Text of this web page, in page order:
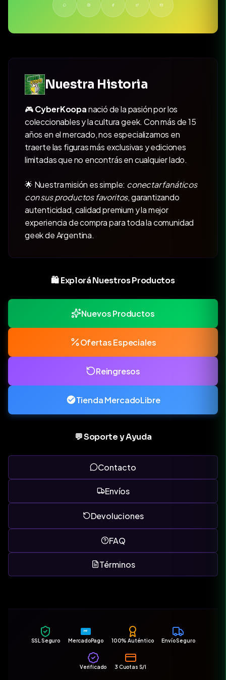
Nuestra Historia
🎮CyberKoopanació de la pasión por los
coleccionables y la cultura geek. Con más de 15
años en el mercado, nos especializamos en
traerte las figuras más exclusivas y ediciones
limitadas que no encontrás en cualquier lado.
🌟 Nuestra misión es simple: conectar fanáticos
con sus productos favoritos, garantizando
autenticidad, calidad premium y la mejor
experiencia de compra para toda la comunidad
geek de Argentina.
🛍️ Explorá Nuestros Productos
Nuevos Productos
Ofertas Especiales
Reingresos
Tienda MercadoLibre
💬 Soporte y Ayuda
Contacto
Envíos
Devoluciones
FAQ
Términos
SSL Seguro
MP
MercadoPago 100% Auténtico Envío Seguro
Verificado 3 Cuotas S/I